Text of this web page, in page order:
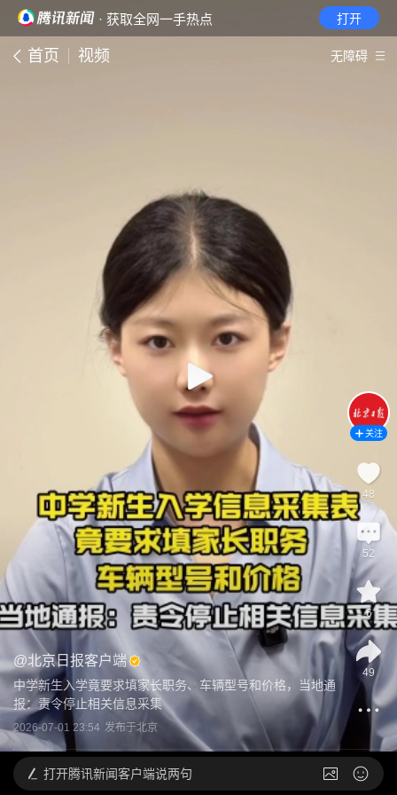
· 获取全网一手热点 打开
首页 视频 无障碍
@北京日报客户端
中学新生入学竟要求填家长职务、车辆型号和价格，当地通
报：责令停止相关信息采集
2026-07-01 23:54 发布于北京
关注
48
52
6
49
打开腾讯新闻客户端说两句